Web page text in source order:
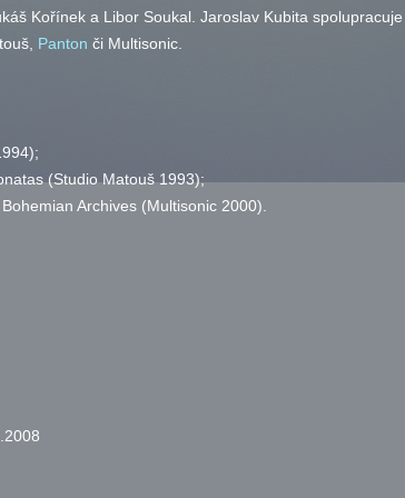
Kořínek a Libor Soukal. Jaroslav Kubita
Panton či Multisonic.
(Studio Matouš 1993);
Archives (Multisonic 2000).